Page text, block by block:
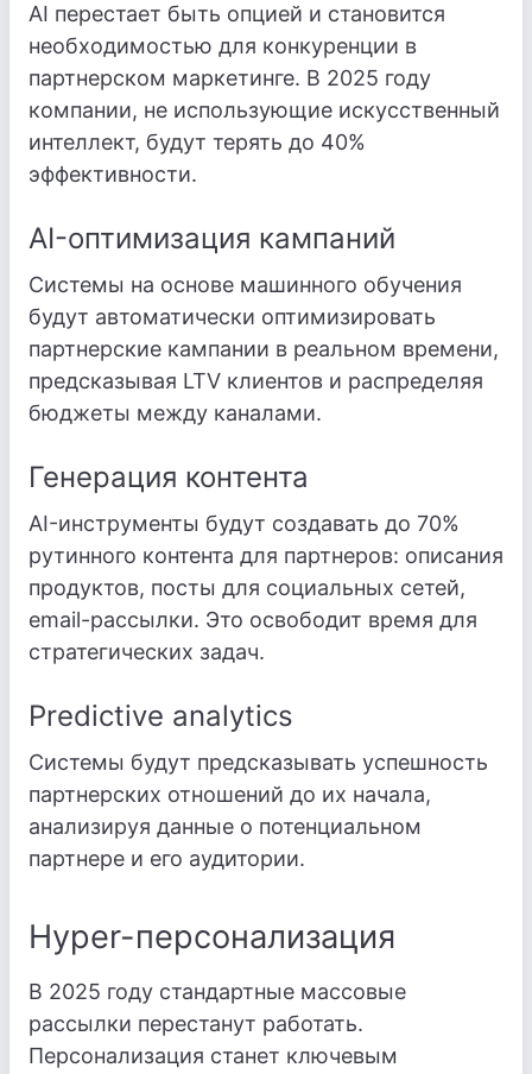
AI перестает быть опцией и становится
необходимостью для конкуренции в
партнерском маркетинге. В 2025 году
компании, не использующие искусственный
интеллект, будут терять до 40%
эффективности.
AI-оптимизация кампаний
Системы на основе машинного обучения
будут автоматически оптимизировать
партнерские кампании в реальном времени,
предсказывая LTV клиентов и распределяя
бюджеты между каналами.
Генерация контента
AI-инструменты будут создавать до 70%
рутинного контента для партнеров: описания
продуктов, посты для социальных сетей,
email-рассылки. Это освободит время для
стратегических задач.
Predictive analytics
Системы будут предсказывать успешность
партнерских отношений до их начала,
анализируя данные о потенциальном
партнере и его аудитории.
Hyper-персонализация
В 2025 году стандартные массовые
рассылки перестанут работать.
Персонализация станет ключевым